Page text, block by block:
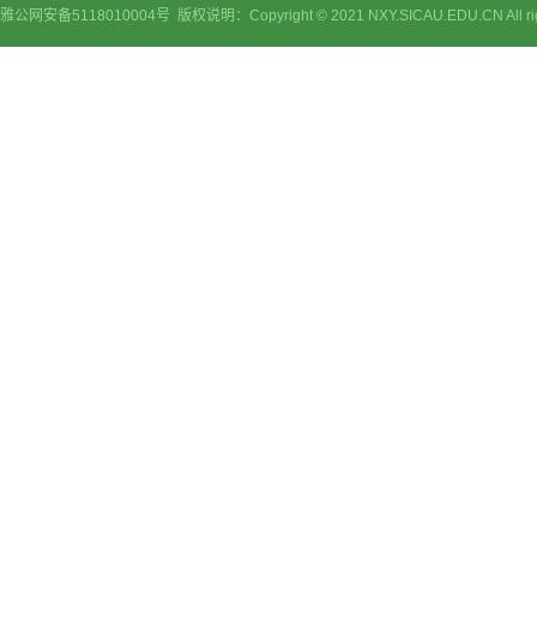
雅公网安备5118010004号 版权说明：Copyright © 2021 NXY.SICAU.EDU.CN All